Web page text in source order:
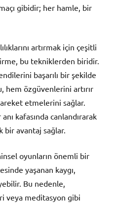
gibidir; her hamle, bir
artırmak için çeşitli
bu tekniklerden biridir.
başarılı bir şekilde
hem özgüvenlerini artırır
etmelerini sağlar.
kafasında canlandırarak
bir avantaj sağlar.
oyunların önemli bir
yaşanan kaygı,
Bu nedenle,
veya meditasyon gibi